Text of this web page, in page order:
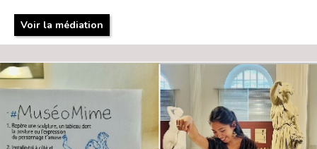
Voir la médiation